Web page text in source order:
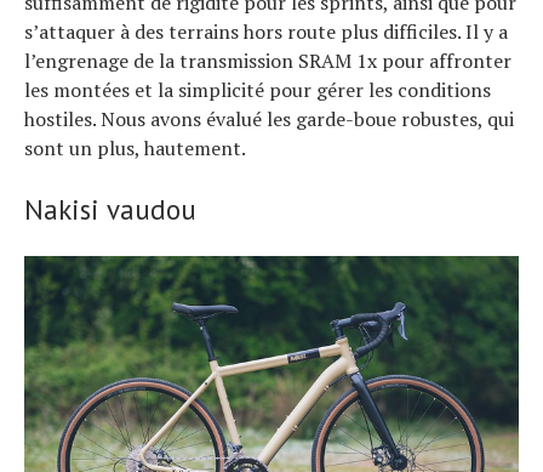
s’attaquer à des terrains hors route plus difficiles. Il y a
l’engrenage de la transmission SRAM 1x pour affronter
les montées et la simplicité pour gérer les conditions
hostiles. Nous avons évalué les garde-boue robustes, qui
sont un plus, hautement.
Nakisi vaudou